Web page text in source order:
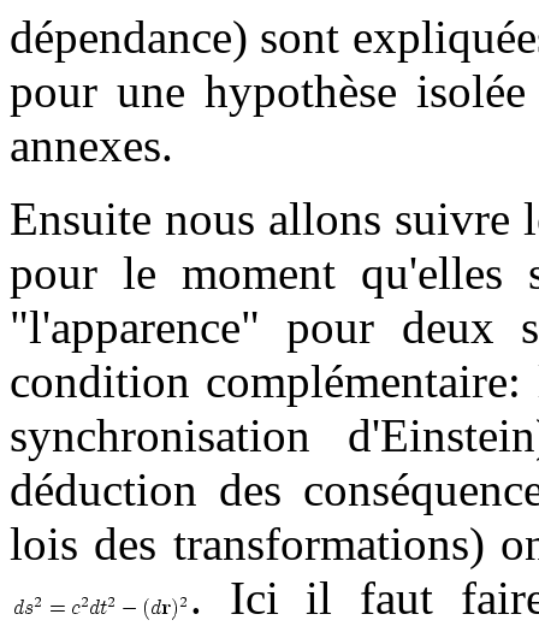
dépendance) sont
pour une hypothèse
annexes.
Ensuite nous allons suivre
pour le moment qu'elles
"l'apparence" pour deux
condition
synchronisation
déduction des
lois des transformations)
. Ici il faut faire